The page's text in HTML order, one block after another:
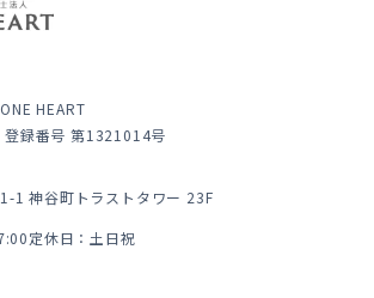
HEART
登録番号 第1321014号
1 神谷町トラストタワー 23F
定休日：土日祝